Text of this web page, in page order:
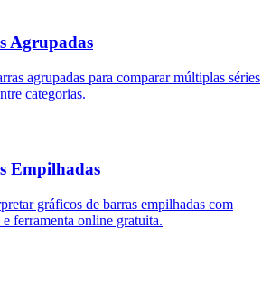
Agrupadas
agrupadas para comparar múltiplas séries
categorias.
Empilhadas
gráficos de barras empilhadas com
ferramenta online gratuita.